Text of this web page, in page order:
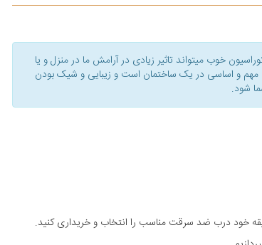
خوب میتواند تاثیر زیادی در آرامش ما در منزل و یا
مهم و اساسی در یک ساختمان است و زیبایی و شیک بودن
شود.
خود درب ضد سرقت مناسب را انتخاب و خریداری کنید.